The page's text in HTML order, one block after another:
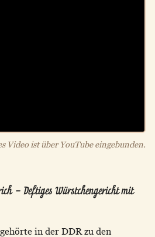
Video ist über YouTube eingebunden.
– Deftiges Würstchengericht mit
in der DDR zu den